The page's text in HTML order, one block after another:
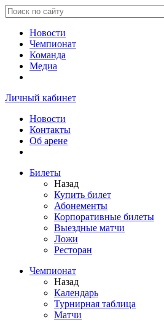
Новости
Чемпионат
Команда
Медиа
Личный кабинет
Новости
Контакты
Об арене
Билеты
Назад
Купить билет
Абонементы
Корпоративные билеты
Выездные матчи
Ложи
Ресторан
Чемпионат
Назад
Календарь
Турнирная таблица
Матчи